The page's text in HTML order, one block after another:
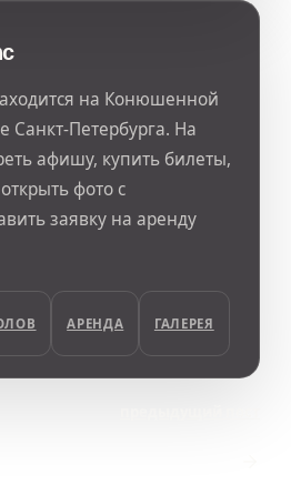
на Конюшенной
Санкт-Петербурга. На
афишу, купить билеты,
фото с
заявку на аренду
АРЕНДА ГАЛЕРЕЯ